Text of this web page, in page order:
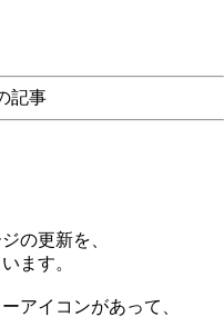
記事
の更新を、
ます。
アイコンがあって、